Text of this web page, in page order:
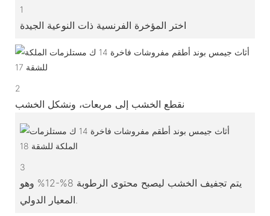
1
اختر المؤخرة الفرنسية ذات النوعية الجيدة
2
نقطع الخشب إلى مربعات، ونشكل الخشب
3
يتم تجفيف الخشب ليصبح محتوى الرطوبة 8%-12% وهو